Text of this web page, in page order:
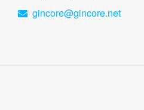
gincore@gincore.net